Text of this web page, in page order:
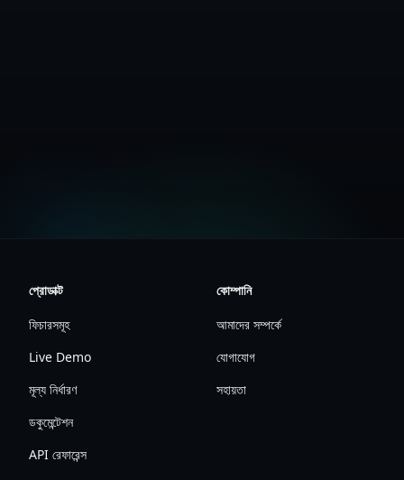
প্রোডাক্ট
ফিচারসমূহ
Live Demo
মূল্য নির্ধারণ
ডকুমেন্টেশন
API রেফারেন্স
কোম্পানি
আমাদের সম্পর্কে
যোগাযোগ
সহায়তা